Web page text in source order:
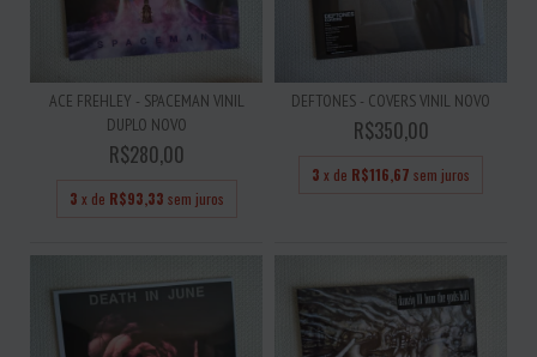
ACE FREHLEY - SPACEMAN VINIL
DUPLO NOVO
R$280,00
3 x de R$93,33 sem juros
DEFTONES - COVERS VINIL NOVO
R$350,00
3 x de R$116,67 sem juros